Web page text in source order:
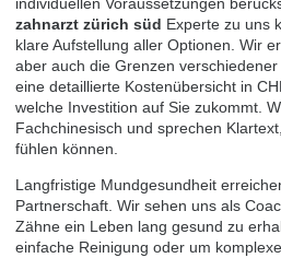
zahnarzt zürich süd Experte zu uns
klare Aufstellung aller Optionen. Wir
aber auch die Grenzen
eine detaillierte Kostenübersicht in
welche Investition auf Sie zukommt.
Fachchinesisch und sprechen
fühlen können.
Langfristige Mundgesundheit
Partnerschaft. Wir sehen uns als
Zähne ein Leben lang gesund zu
einfache Reinigung oder um